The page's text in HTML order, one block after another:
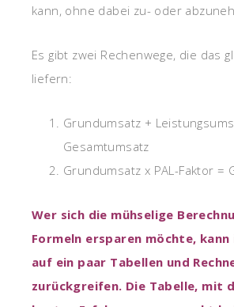
kann, ohne dabei zu- oder
Es gibt zwei Rechenwege, die das
liefern:
Grundumsatz +
Gesamtumsatz
Grundumsatz x PAL-Faktor =
Wer sich die mühselige
Formeln ersparen möchte,
auf ein paar Tabellen und
zurückgreifen. Die Tabelle, mit